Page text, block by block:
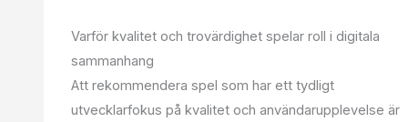
Varför kvalitet och trovärdighet spelar roll i digitala
sammanhang
Att rekommendera spel som har ett tydligt
utvecklarfokus på kvalitet och användarupplevelse är